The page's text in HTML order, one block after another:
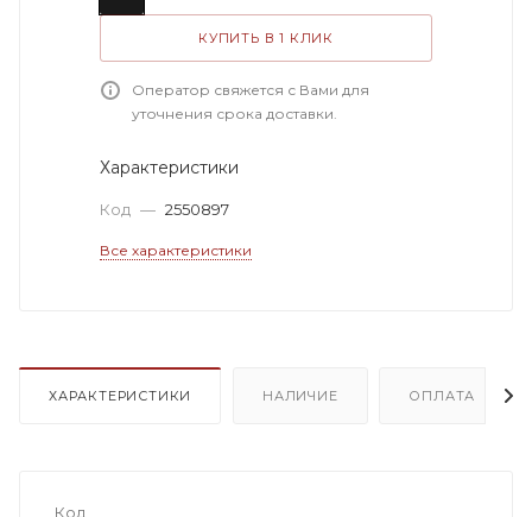
КУПИТЬ В 1 КЛИК
Оператор свяжется с Вами для
уточнения срока доставки.
Характеристики
Код — 2550897
Все характеристики
ХАРАКТЕРИСТИКИ НАЛИЧИЕ ОПЛАТА
Код